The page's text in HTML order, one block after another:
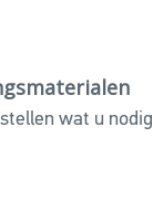
wat u nodig